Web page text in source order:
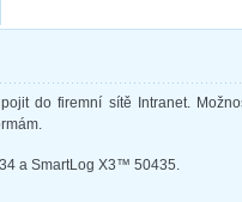
do firemní sítě Intranet.
a SmartLog X3™ 50435.